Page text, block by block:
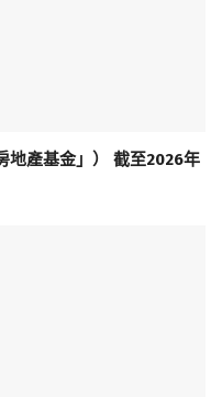
地產基金」） 截至2026年